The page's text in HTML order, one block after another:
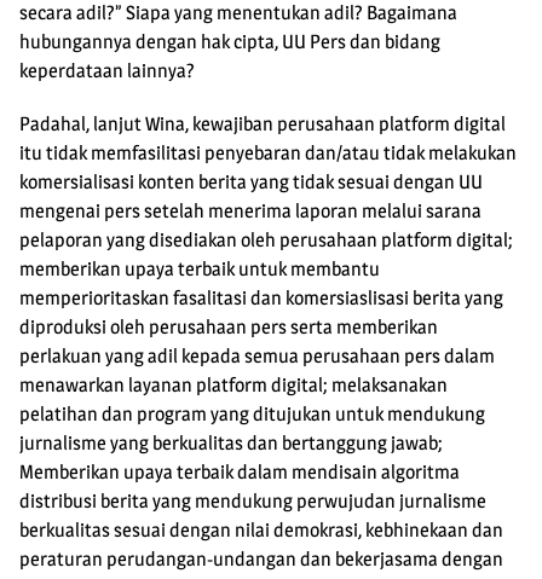
secara adil?” Siapa yang menentukan adil? Bagaimana
hubungannya dengan hak cipta, UU Pers dan bidang
keperdataan lainnya?
Padahal, lanjut Wina, kewajiban perusahaan platform digital
itu tidak memfasilitasi penyebaran dan/atau tidak melakukan
komersialisasi konten berita yang tidak sesuai dengan UU
mengenai pers setelah menerima laporan melalui sarana
pelaporan yang disediakan oleh perusahaan platform digital;
memberikan upaya terbaik untuk membantu
memperioritaskan fasalitasi dan komersiaslisasi berita yang
diproduksi oleh perusahaan pers serta memberikan
perlakuan yang adil kepada semua perusahaan pers dalam
menawarkan layanan platform digital; melaksanakan
pelatihan dan program yang ditujukan untuk mendukung
jurnalisme yang berkualitas dan bertanggung jawab;
Memberikan upaya terbaik dalam mendisain algoritma
distribusi berita yang mendukung perwujudan jurnalisme
berkualitas sesuai dengan nilai demokrasi, kebhinekaan dan
peraturan perudangan-undangan dan bekerjasama dengan